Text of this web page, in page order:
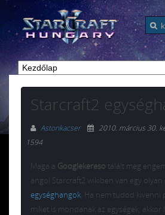
Starcraft2
Astonkacser 2010. március 30.
1594
Maga a Googlekereso talált meg
angol Starcraft2 wikiben van egy olyan
egységhangok. Ha nem tudod kivenni
miket is mondanak az egységek, akkor